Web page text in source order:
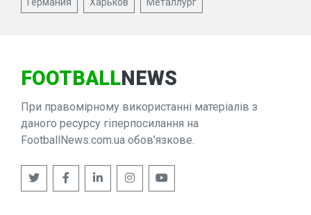
FOOTBALLNEWS
При правомірному використанні матеріалів з
даного ресурсу гіперпосилання на
FootballNews.com.ua обов'язкове.